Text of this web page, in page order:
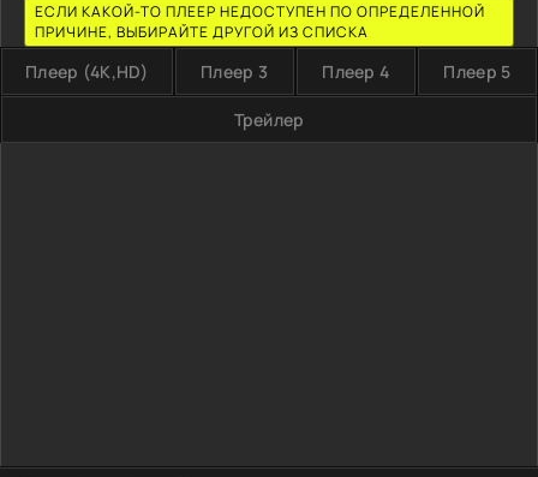
ЕСЛИ КАКОЙ-ТО ПЛЕЕР НЕДОСТУПЕН ПО ОПРЕДЕЛЕННОЙ
ПРИЧИНЕ, ВЫБИРАЙТЕ ДРУГОЙ ИЗ СПИСКА
Плеер (4K,HD) Плеер 3 Плеер 4 Плеер 5
Трейлер